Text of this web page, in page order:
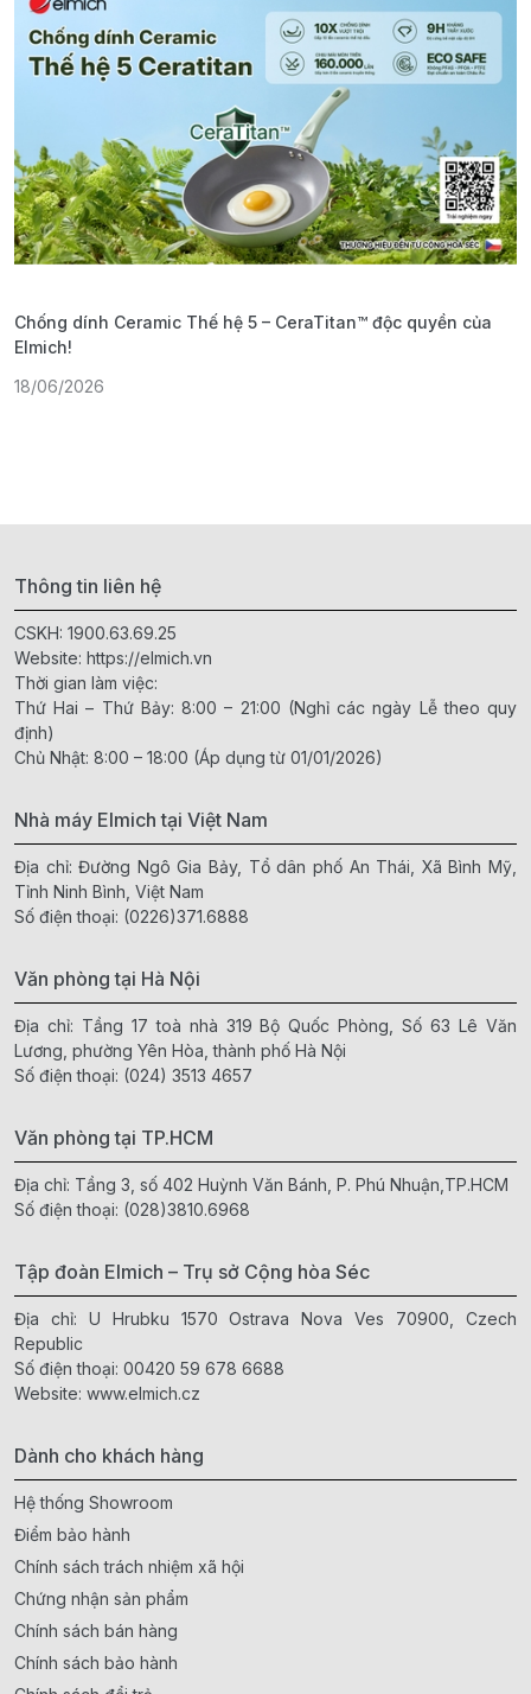
Chống dính Ceramic Thế hệ 5 – CeraTitan™ độc quyền của
Elmich!
18/06/2026
Thông tin liên hệ
CSKH: 1900.63.69.25
Website: https://elmich.vn
Thời gian làm việc:
Thứ Hai – Thứ Bảy: 8:00 – 21:00 (Nghỉ các ngày Lễ theo quy
định)
Chủ Nhật: 8:00 – 18:00 (Áp dụng từ 01/01/2026)
Nhà máy Elmich tại Việt Nam
Địa chỉ: Đường Ngô Gia Bảy, Tổ dân phố An Thái, Xã Bình Mỹ,
Tỉnh Ninh Bình, Việt Nam
Số điện thoại: (0226)371.6888
Văn phòng tại Hà Nội
Địa chỉ: Tầng 17 toà nhà 319 Bộ Quốc Phòng, Số 63 Lê Văn
Lương, phường Yên Hòa, thành phố Hà Nội
Số điện thoại: (024) 3513 4657
Văn phòng tại TP.HCM
Địa chỉ: Tầng 3, số 402 Huỳnh Văn Bánh, P. Phú Nhuận,TP.HCM
Số điện thoại: (028)3810.6968
Tập đoàn Elmich – Trụ sở Cộng hòa Séc
Địa chỉ: U Hrubku 1570 Ostrava Nova Ves 70900, Czech
Republic
Số điện thoại: 00420 59 678 6688
Website: www.elmich.cz
Dành cho khách hàng
Hệ thống Showroom
Điểm bảo hành
Chính sách trách nhiệm xã hội
Chứng nhận sản phẩm
Chính sách bán hàng
Chính sách bảo hành